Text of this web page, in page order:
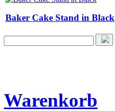
Baker Cake Stand in Black
Warenkorb